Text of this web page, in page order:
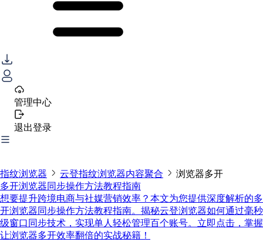
管理中心
退出登录
指纹浏览器 云登指纹浏览器内容聚合
浏览器多开
多开浏览器同步操作方法教程指南
想要提升跨境电商与社媒营销效率？本文为您提供深度解析的多
开浏览器同步操作方法教程指南。揭秘云登浏览器如何通过毫秒
级窗口同步技术，实现单人轻松管理百个账号。立即点击，掌握
让浏览器多开效率翻倍的实战秘籍！